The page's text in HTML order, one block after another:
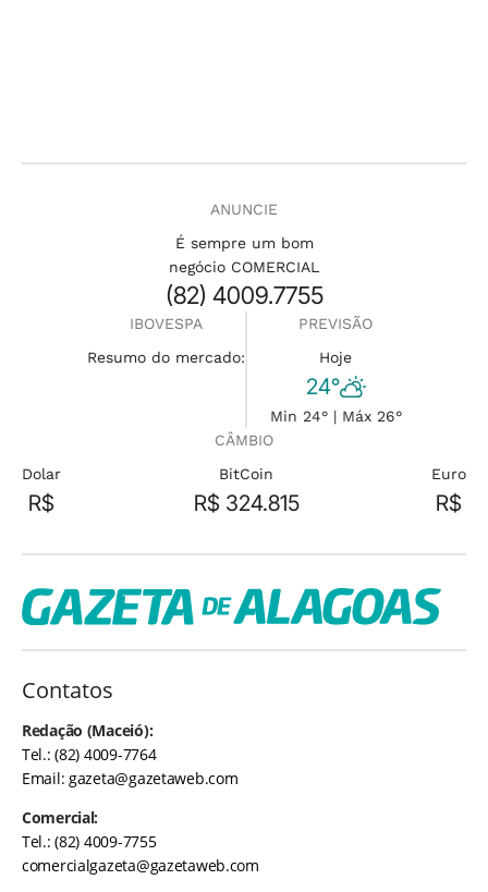
ANUNCIE
É sempre um bom
negócio COMERCIAL
(82) 4009.7755
IBOVESPA
Resumo do mercado:
PREVISÃO
Hoje
24°
Min 24° | Máx 26°
CÂMBIO
Dolar
R$
BitCoin
R$ 324.815
Euro
R$
Contatos
Redação (Maceió):
Tel.: (82) 4009-7764
Email:gazeta@gazetaweb.com
Comercial:
Tel.: (82) 4009-7755
comercialgazeta@gazetaweb.com